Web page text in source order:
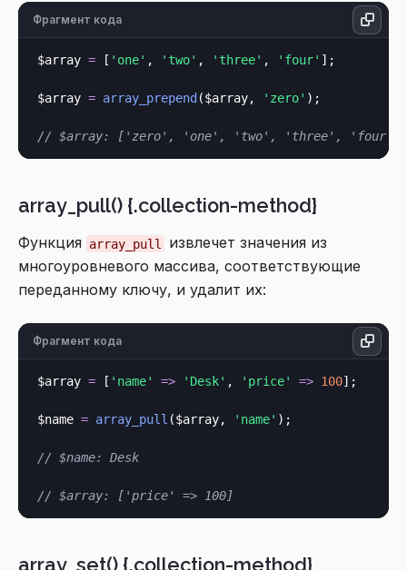
Фрагмент кода
$array = [ 'one' , 'two' , 'three' , 'four' ];
$array = array_prepend ($array, 'zero' );
// $array: ['zero', 'one', 'two', 'three', 'four']
array_pull() {.collection-method}
Функция array_pull
извлечет значения из
многоуровневого массива, соответствующие
переданному ключу, и удалит их:
Фрагмент кода
$array = [ 'name' => 'Desk' , 'price' => 100];
$name = array_pull ($array, 'name' );
// $name: Desk
// $array: ['price' => 100]
array_set() {.collection-method}